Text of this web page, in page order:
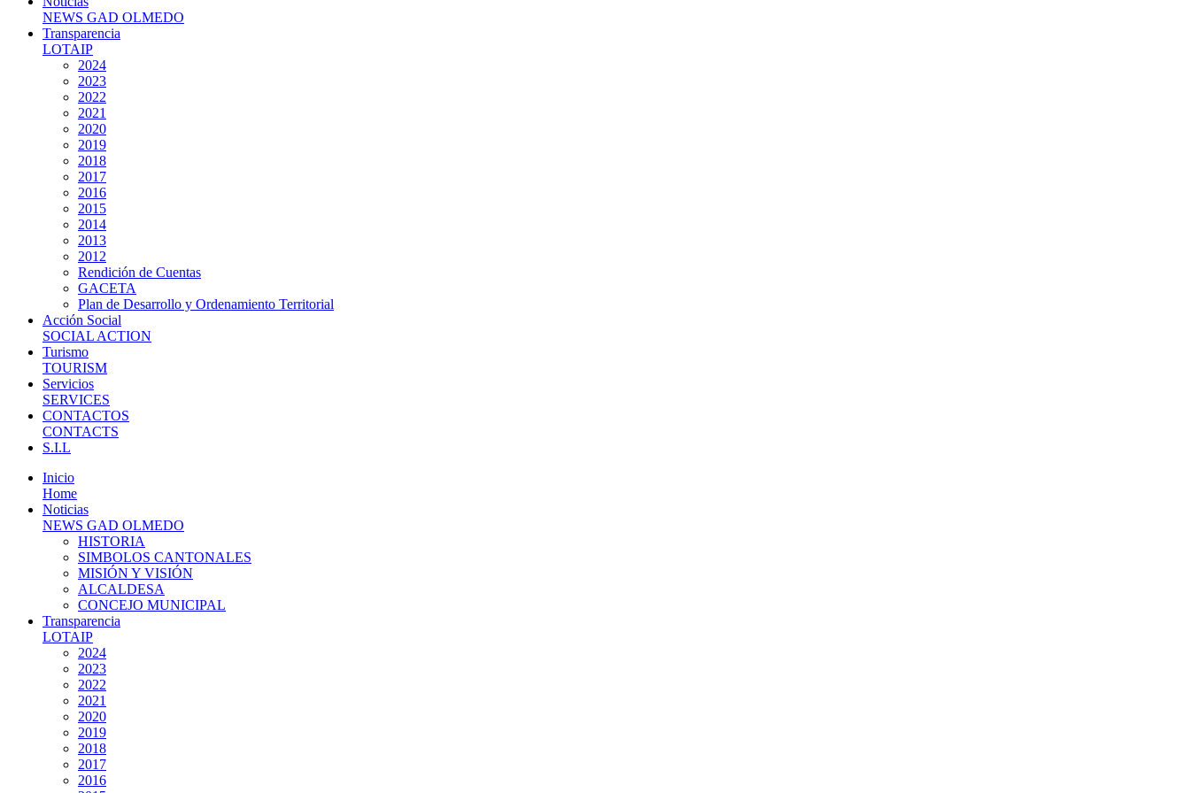
NEWS GAD OLMEDO
Transparencia
LOTAIP
2024
2023
2022
2021
2020
2019
2018
2017
2016
2015
2014
2013
2012
Rendición de Cuentas
GACETA
Plan de Desarrollo y Ordenamiento Territorial
Acción Social
SOCIAL ACTION
Turismo
TOURISM
Servicios
SERVICES
CONTACTOS
CONTACTS
S.I.L
Inicio
Home
Noticias
NEWS GAD OLMEDO
HISTORIA
SIMBOLOS CANTONALES
MISIÓN Y VISIÓN
ALCALDESA
CONCEJO MUNICIPAL
Transparencia
LOTAIP
2024
2023
2022
2021
2020
2019
2018
2017
2016